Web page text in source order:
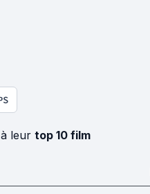
leur top 10 film